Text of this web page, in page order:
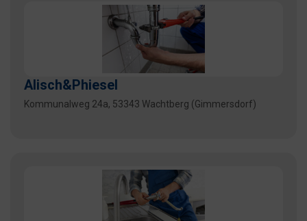
Alisch&Phiesel
Kommunalweg 24a, 53343 Wachtberg (Gimmersdorf)